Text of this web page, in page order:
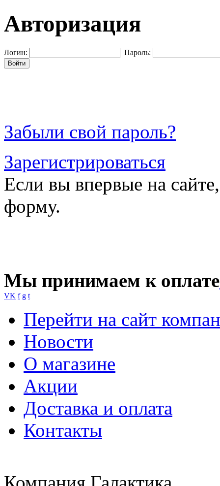
Авторизация
Логин: Пароль:
Войти
Забыли свой пароль?
Зарегистрироваться
Если вы впервые на
форму.
Мы принимаем к оплате
VK f g t
Перейти на сайт
Новости
О магазине
Акции
Доставка и оплата
Контакты